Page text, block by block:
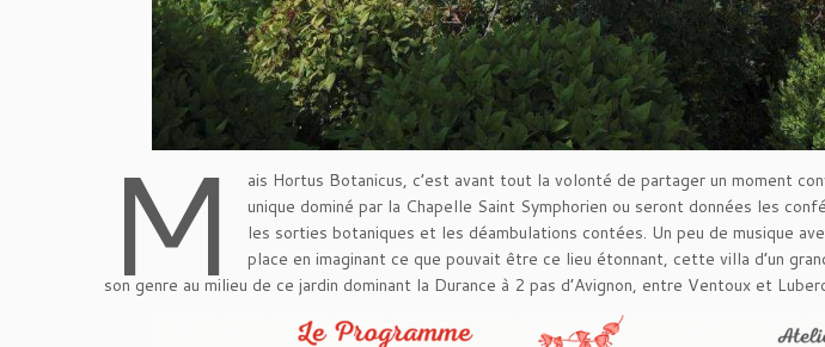
M
ais Hortus Botanicus, c’est avant tout la volonté de partager un moment
unique dominé par la Chapelle Saint Symphorien ou seront données les
les sorties botaniques et les déambulations contées. Un peu de musique
place en imaginant ce que pouvait être ce lieu étonnant, cette villa d’un
son genre au milieu de ce jardin dominant la Durance à 2 pas d’Avignon, entre Ventoux et